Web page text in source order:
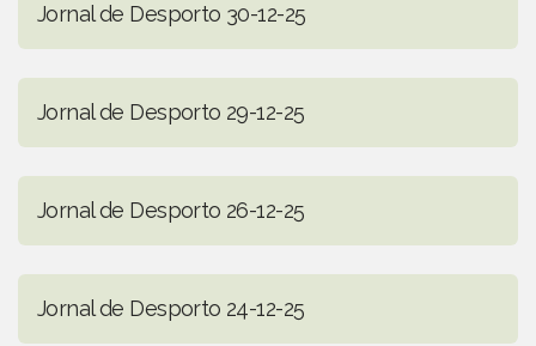
Jornal de Desporto 30-12-25
Jornal de Desporto 29-12-25
Jornal de Desporto 26-12-25
Jornal de Desporto 24-12-25